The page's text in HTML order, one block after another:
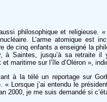
philosophique et religieuse.
L’arme atomique est
de cinq enfants a enseigné la
à Saintes, jusqu’à sa retraite
maritime sur l’île d’Oléron »,
à la télé un reportage sur
« Lorsque j’ai entendu le
2000, je me suis demandé si